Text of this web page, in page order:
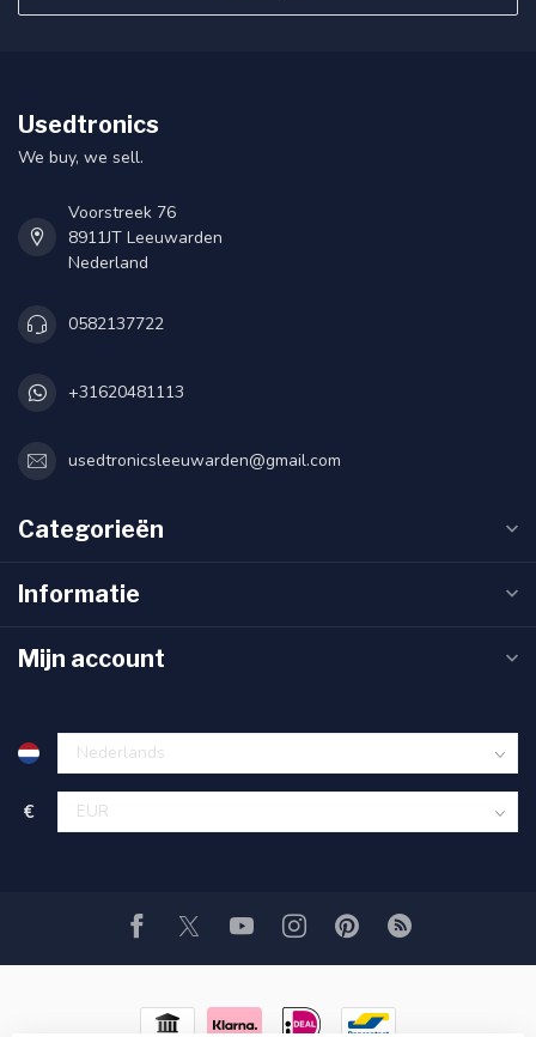
Usedtronics
We buy, we sell.
Voorstreek 76
8911JT Leeuwarden
Nederland
0582137722
+31620481113
usedtronicsleeuwarden@gmail.com
Categorieën
Informatie
Mijn account
€